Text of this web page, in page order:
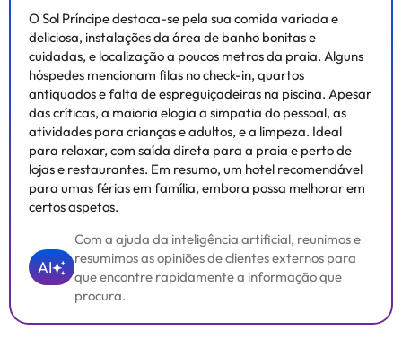
O Sol Príncipe destaca-se pela sua comida variada e
deliciosa, instalações da área de banho bonitas e
cuidadas, e localização a poucos metros da praia. Alguns
hóspedes mencionam filas no check-in, quartos
antiquados e falta de espreguiçadeiras na piscina. Apesar
das críticas, a maioria elogia a simpatia do pessoal, as
atividades para crianças e adultos, e a limpeza. Ideal
para relaxar, com saída direta para a praia e perto de
lojas e restaurantes. Em resumo, um hotel recomendável
para umas férias em família, embora possa melhorar em
certos aspetos.
AI
Com a ajuda da inteligência artificial, reunimos e
resumimos as opiniões de clientes externos para
que encontre rapidamente a informação que
procura.